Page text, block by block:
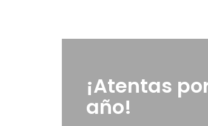
¡Atentas
año!